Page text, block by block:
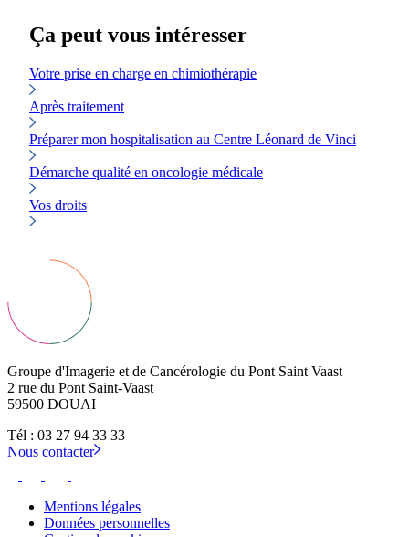
Ça peut vous intéresser
Votre prise en charge en chimiothérapie
Après traitement
Préparer mon hospitalisation au Centre Léonard de Vinci
Démarche qualité en oncologie médicale
Vos droits
Groupe d'Imagerie et de Cancérologie du Pont Saint Vaast
2 rue du Pont Saint-Vaast
59500 DOUAI
Tél : 03 27 94 33 33
Nous contacter
Mentions légales
Données personnelles